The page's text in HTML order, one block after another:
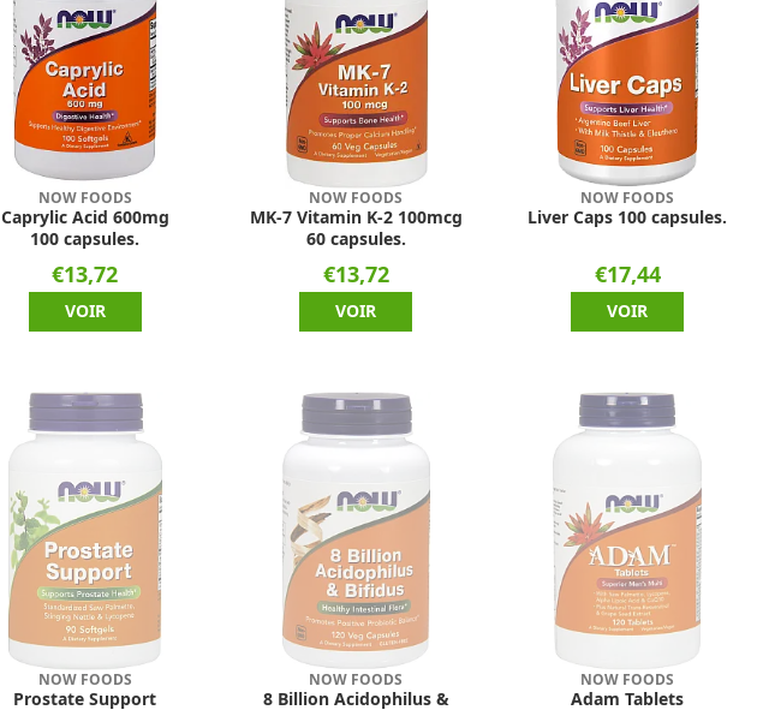
NOW FOODS
Caprylic Acid 600mg
100 capsules.
€13,72
VOIR
NOW FOODS
MK-7 Vitamin K-2 100mcg
60 capsules.
€13,72
VOIR
NOW FOODS
Liver Caps 100 capsules.
€17,44
VOIR
NOW FOODS
Prostate Support
NOW FOODS
8 Billion Acidophilus &
NOW FOODS
Adam Tablets